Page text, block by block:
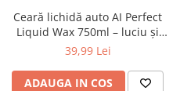
Ceară lichidă auto AI Perfect
Liquid Wax 750ml – luciu și
protecție hidrofobă
39,99 Lei
ADAUGA IN COS